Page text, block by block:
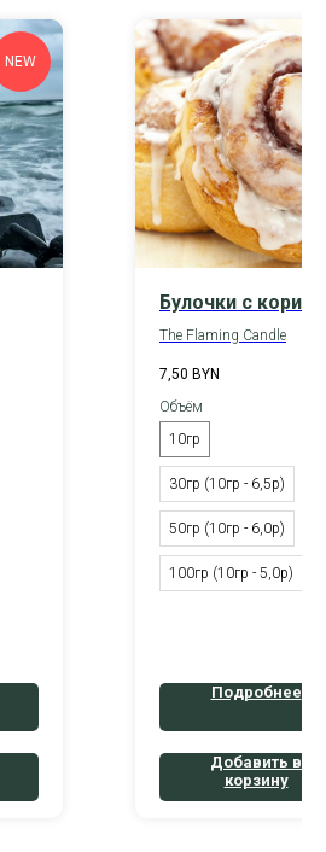
NEW
Булочки с
The Flaming Candle
7,50 BYN
Объём
10гр
30гр (10гр - 6,5р)
50гр (10гр - 6,0р)
100гр (10гр - 5,0р)
Подробнее
Добавить в
корзину